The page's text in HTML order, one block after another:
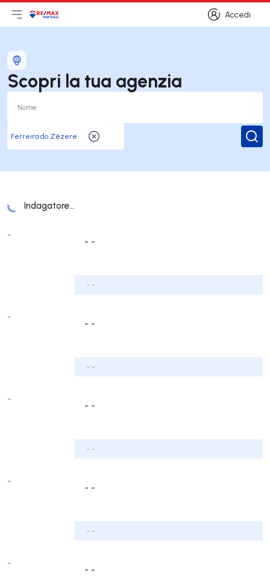
Accedi
Accedi
Apri il menu principale
LogoVai alla homepage
Scopri la tua agenzia
Indagatore...
Elenco Uffici
-
- -
- -
-
- -
- -
-
- -
- -
-
- -
- -
-
- -